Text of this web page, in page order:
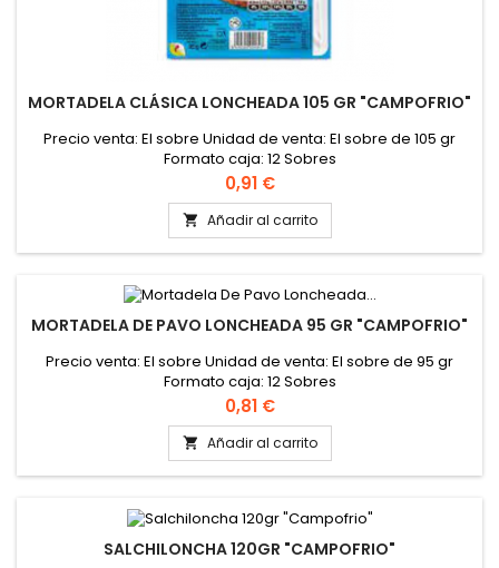
MORTADELA CLÁSICA LONCHEADA 105 GR "CAMPOFRIO"
Precio venta: El sobre Unidad de venta: El sobre de 105 gr
Formato caja: 12 Sobres
Precio
0,91 €
 Añadir al carrito
MORTADELA DE PAVO LONCHEADA 95 GR "CAMPOFRIO"
Precio venta: El sobre Unidad de venta: El sobre de 95 gr
Formato caja: 12 Sobres
Precio
0,81 €
 Añadir al carrito
SALCHILONCHA 120GR "CAMPOFRIO"